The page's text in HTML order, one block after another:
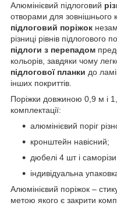
Алюмінієвий підлоговий
отворами для зовнішнього
підлоговий поріжок
різниці рівнів підлогового
підлоги з перепадом
кольорів, завдяки чому
підлогової планки до
інших покриттів.
Поріжки довжиною 0,9 м і
комплектації:
алюмінієвий поріг
кронштейн навісний;
дюбелі 4 шт і
індивідуальна
Алюмінієвий поріжок –
метою якого є закрити